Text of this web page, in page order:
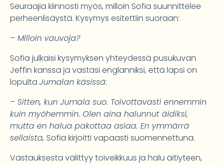
Seuraajia kiinnosti myös, milloin Sofia suunnittelee
perheenlisäystä. Kysymys esitettiin suoraan:
– Milloin vauvoja?
Sofia julkaisi kysymyksen yhteydessä pusukuvan
Jeffin kanssa ja vastasi englanniksi, että lapsi on
lopulta Jumalan käsissä:
– Sitten, kun Jumala suo. Toivottavasti ennemmin
kuin myöhemmin. Olen aina halunnut äidiksi,
mutta en halua pakottaa asiaa. En ymmärrä
sellaista, Sofia kirjoitti vapaasti suomennettuna.
Vastauksesta välittyy toiveikkuus ja halu äitiyteen,